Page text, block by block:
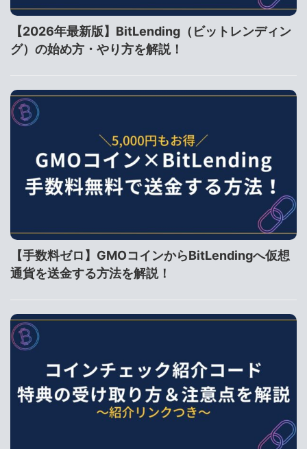
【2026年最新版】BitLending（ビットレンディン
グ）の始め方・やり方を解説！
【手数料ゼロ】GMOコインからBitLendingへ仮想
通貨を送金する方法を解説！